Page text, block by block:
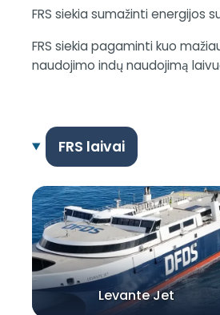
FRS siekia sumažinti energijos
FRS siekia pagaminti kuo
naudojimo indų naudojimą
FRS laivai
Levante Jet